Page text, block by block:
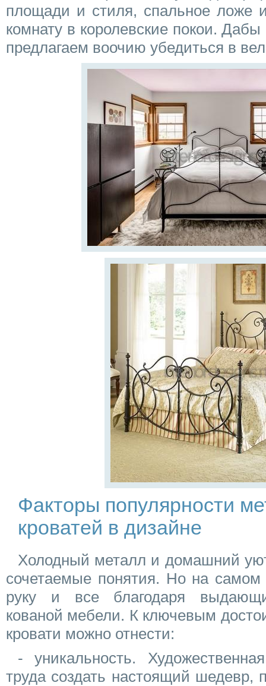
площади и стиля, спальное ложе
комнату в королевские покои.
предлагаем воочию убедиться в
Факторы популярности
кроватей в дизайне
Холодный металл и домашний
сочетаемые понятия. Но на
руку и все благодаря
кованой мебели. К ключевым
кровати можно отнести:
- уникальность.
труда создать настоящий шедевр,